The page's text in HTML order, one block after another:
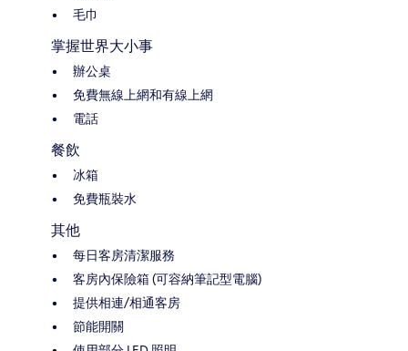
毛巾
掌握世界大小事
辦公桌
免費無線上網和有線上網
電話
餐飲
冰箱
免費瓶裝水
其他
每日客房清潔服務
客房內保險箱 (可容納筆記型電腦)
提供相連/相通客房
節能開關